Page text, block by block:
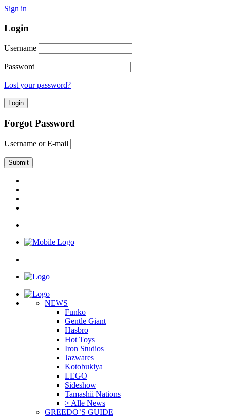
Sign in
Login
Username
Password
Lost your password?
Forgot Password
Username or E-mail
NEWS
Funko
Gentle Giant
Hasbro
Hot Toys
Iron Studios
Jazwares
Kotobukiya
LEGO
Sideshow
Tamashii Nations
> Alle News
GREEDO’S GUIDE